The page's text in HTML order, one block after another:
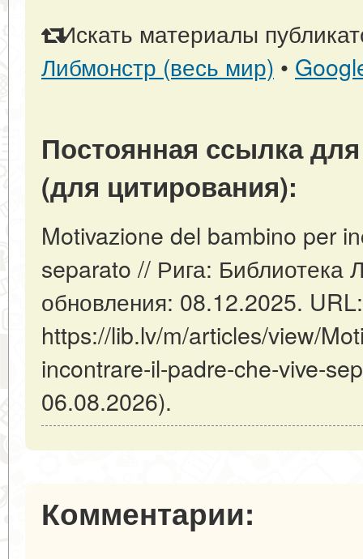
Искать материалы
Либмонстр (весь мир) •
Постоянная ссылка
(для цитирования):
Motivazione del bambino per
separato // Рига: Библиотека
обновления: 08.12.2025. URL:
https://lib.lv/m/articles/view/
incontrare-il-padre-che-vive-
06.08.2026).
Комментарии: